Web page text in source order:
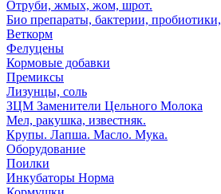
Отруби, жмых, жом, шрот.
Био препараты, бактерии, пробиотики,
Веткорм
Фелуцены
Кормовые добавки
Премиксы
Лизунцы, соль
ЗЦМ Заменители Цельного Молока
Мел, ракушка, известняк.
Крупы. Лапша. Масло. Мука.
Оборудование
Поилки
Инкубаторы Норма